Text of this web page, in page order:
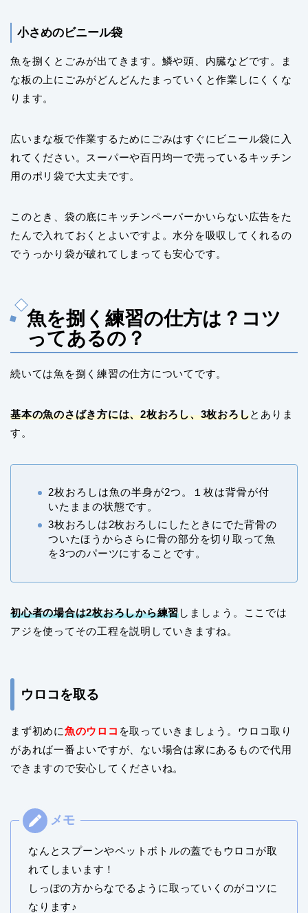
小さめのビニール袋
魚を捌くとごみが出てきます。鱗や頭、内臓などです。ま
な板の上にごみがどんどんたまっていくと作業しにくくな
ります。
広いまな板で作業するためにごみはすぐにビニール袋に入
れてください。スーパーや百円均一で売っているキッチン
用のポリ袋で大丈夫です。
このとき、袋の底にキッチンペーパーかいらない広告をた
たんで入れておくとよいですよ。水分を吸収してくれるの
でうっかり袋が破れてしまっても安心です。
魚を捌く練習の仕方は？コツ
ってあるの？
続いては魚を捌く練習の仕方についてです。
基本の魚のさばき方には、2枚おろし、3枚おろしとありま
す。
2枚おろしは魚の半身が2つ。１枚は背骨が付
いたままの状態です。
3枚おろしは2枚おろしにしたときにでた背骨の
ついたほうからさらに骨の部分を切り取って魚
を3つのパーツにすることです。
初心者の場合は2枚おろしから練習しましょう。ここでは
アジを使ってその工程を説明していきますね。
ウロコを取る
まず初めに魚のウロコ を取っていきましょう。ウロコ取り
があれば一番よいですが、ない場合は家にあるもので代用
できますので安心してくださいね。
なんとスプーンやペットボトルの蓋でもウロコが取
れてしまいます！
しっぽの方からなでるように取っていくのがコツに
なります♪